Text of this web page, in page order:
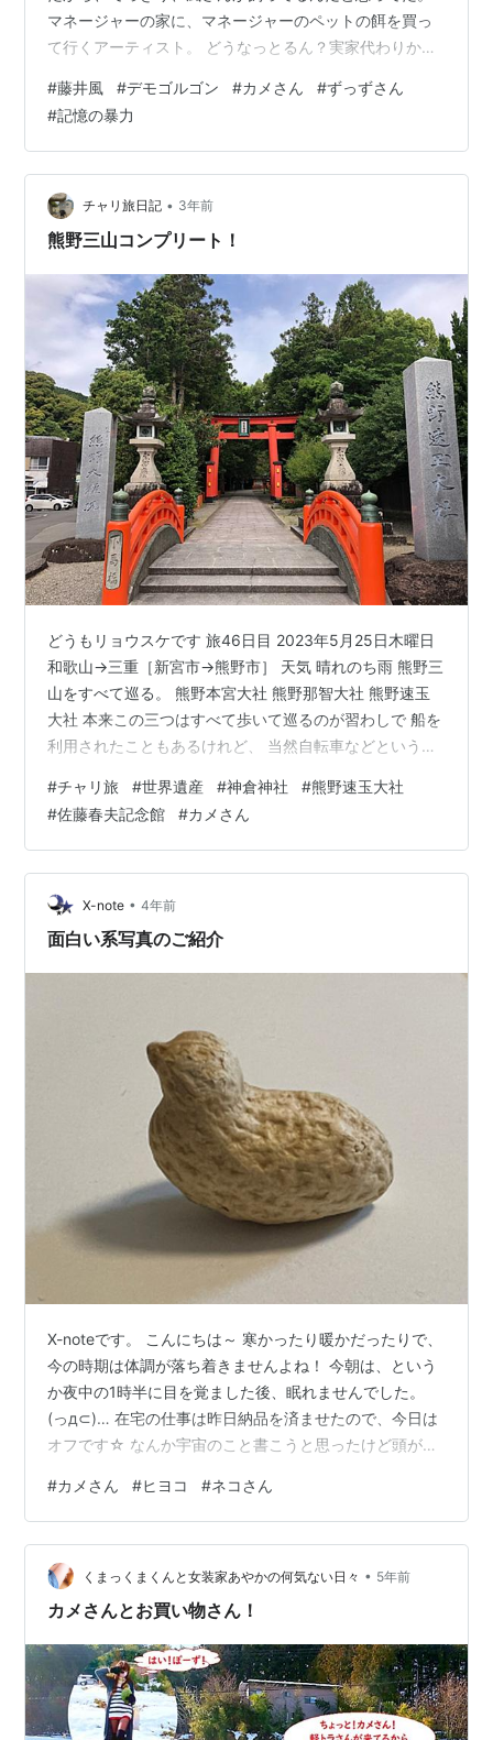
マネージャーの家に、マネージャーのペットの餌を買っ
て行くアーティスト。 どうなっとるん？実家代わりか？
いたのか、わからなくなってしまった。 記憶というのは
都合の良いように変化していくらしく、人間の頭の中で
勝手に出来上がっていくものを「記憶」として記憶する
のは、時に暴力的だ。 時には、メルヘンにもなる。 私
は、”藤井風”というメルヘンの世界にいるのかもしれな
い。 デモゴルゴンとともに。 Co…
#藤井風 #デモゴルゴン #カメさん #ずっずさん
#記憶の暴力
チャリ旅日記 • 3年前
熊野三山コンプリート！
どうもリョウスケです 旅46日目 2023年5月25日木曜日
和歌山→三重［新宮市→熊野市］ 天気 晴れのち雨 熊野三
山をすべて巡る。 熊野本宮大社 熊野那智大社 熊野速玉
大社 本来この三つはすべて歩いて巡るのが習わしで 船を
利用されたこともあるけれど、 当然自転車などという近
たとはいえ 所詮はそれだけである。 それだけでも物凄い
大変だということは 身をもって味わったが、 これ以上歩
いて巡れなどと言われたら、 ふざけんな！ と信仰などか
なぐり捨てて 神も仏もあるもんか！ と怒鳴り散らして
熊野川を海まで泳いで逃亡するはずである。 そんなこと
は…
#チャリ旅 #世界遺産 #神倉神社 #熊野速玉大社
#佐藤春夫記念館 #カメさん
X-note • 4年前
面白い系写真のご紹介
X-noteです。 こんにちは～ 寒かったり暖かだったりで、
今の時期は体調が落ち着きませんよね！ 今朝は、という
か夜中の1時半に目を覚ました後、眠れませんでした。
(っд⊂)… 在宅の仕事は昨日納品を済ませたので、今日は
オフです☆ なんか宇宙のこと書こうと思ったけど頭が働
フ(*ﾟзﾟ) ～♪ まずはこちら！ 超ミニサイズ、生後3ヵ月の
カメの赤ちゃんです。 「オオアタマヒメニオイガメ」と
いうそうです。 きれいにしなきゃね～♡☆コチョコチ
ョ！ カメちゃん「イヤー！何すんの～？」 甲羅もキレイ
キレイしましょっ♡ カメ「そこはやめて～！」 頑張って
#カメさん #ヒヨコ #ネコさん
くまっくまくんと女装家あやかの何気ない日々 • 5年前
カメさんとお買い物さん！